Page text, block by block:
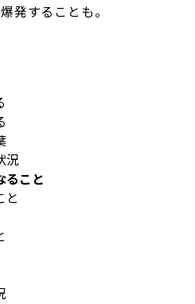
発することも。
況
ること
と